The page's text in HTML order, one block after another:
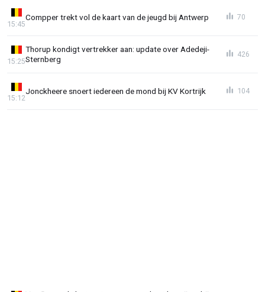
Compper trekt vol de kaart van de jeugd bij Antwerp
15:45
70
Thorup kondigt vertrekker aan: update over Adedeji-
Sternberg
15:25
426
Jonckheere snoert iedereen de mond bij KV Kortrijk
15:12
104